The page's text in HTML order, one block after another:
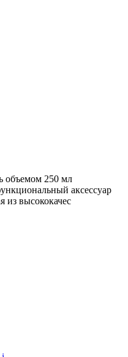
объемом 250 мл
аксессуар
из высококачес